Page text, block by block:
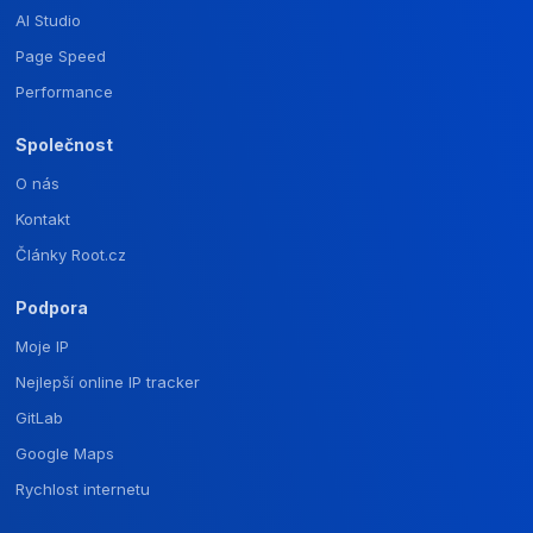
AI Studio
Page Speed
Performance
Společnost
O nás
Kontakt
Články Root.cz
Podpora
Moje IP
Nejlepší online IP tracker
GitLab
Google Maps
Rychlost internetu